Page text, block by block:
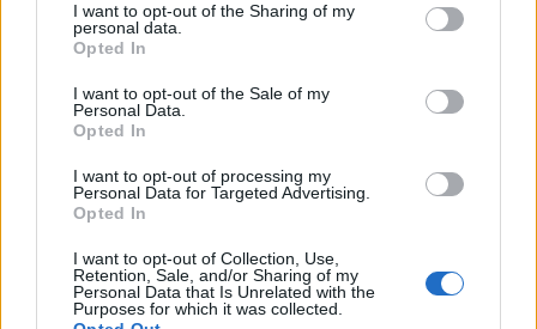
not limited to your visit or usage behaviour. You may click to
grant or deny consent to Google and its third-party tags to
use your data for below specified purposes in below Google
consent section.
I want to opt-out of the Sharing of my
personal data.
Opted In
I want to opt-out of the Sale of my
Personal Data.
Opted In
I want to opt-out of processing my
Personal Data for Targeted Advertising.
Opted In
I want to opt-out of Collection, Use,
Retention, Sale, and/or Sharing of my
Personal Data that Is Unrelated with the
Purposes for which it was collected.
ΑΣΕΠ: Εξ αποστάσεως η πιο Εύκολη
Πιστοποίηση Υπολογιστών σε 2
μέρες
Μάθε πρώτος όλες τις σημαντικές